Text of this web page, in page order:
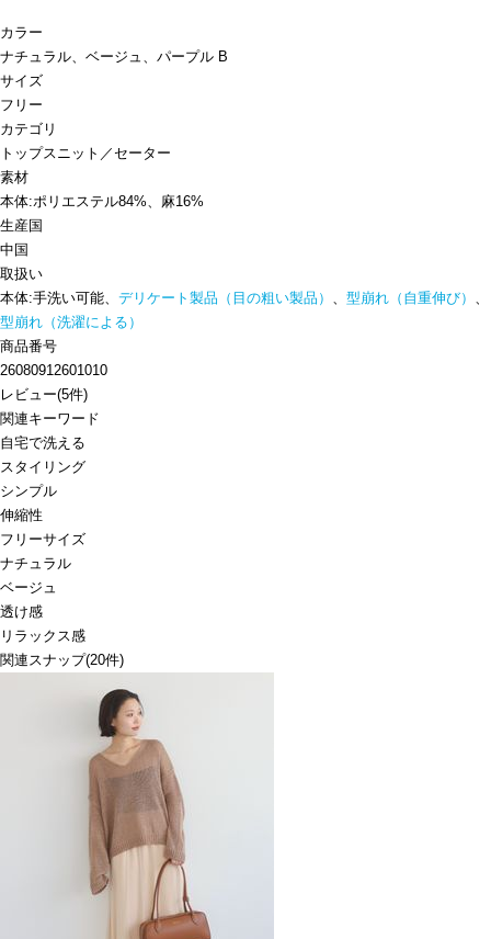
カラー
ナチュラル、ベージュ、パープル B
サイズ
フリー
カテゴリ
トップスニット／セーター
素材
本体:ポリエステル84%、麻16%
生産国
中国
取扱い
本体:手洗い可能、 デリケート製品（目の粗い製品） 、 型崩れ（自重伸び） 、
型崩れ（洗濯による）
商品番号
26080912601010
レビュー(5件)
関連キーワード
自宅で洗える
スタイリング
シンプル
伸縮性
フリーサイズ
ナチュラル
ベージュ
透け感
リラックス感
関連スナップ(20件)